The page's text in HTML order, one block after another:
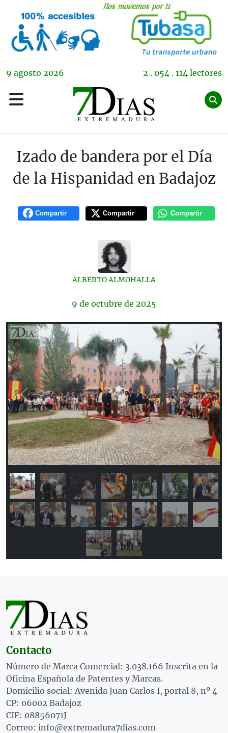
9 agosto 2026 2 . 054 . 114 lectores
Izado de bandera por el Día
de la Hispanidad en Badajoz
Compartir Compartir Compartir
ALBERTO ALMOHALLA
9 de octubre de 2025
Previous Next
Contacto
Número de Marca Comercial: 3.038.166 Inscrita en la
Oficina Española de Patentes y Marcas.
Domicilio social: Avenida Juan Carlos I, portal 8, nº 4
CP: 06002 Badajoz
CIF: 08856071J
Correo: info@extremadura7dias.com